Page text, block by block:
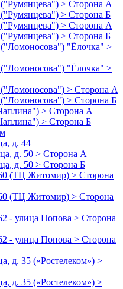
> Сторона А
> Сторона Б
> Сторона А
> Сторона Б
"Ёлочка" >
"Ёлочка" >
> Сторона А
> Сторона Б
> Сторона А
> Сторона Б
д. 44
д. 50 > Сторона А
д. 50 > Сторона Б
(ТЦ Житомир) > Сторона
(ТЦ Житомир) > Сторона
- улица Попова > Сторона
- улица Попова > Сторона
д. 35 («Ростелеком») >
д. 35 («Ростелеком») >